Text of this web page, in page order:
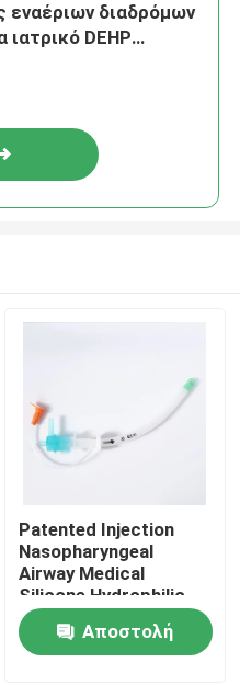
εναέριων διαδρόμων
ιατρικό DEHP
Patented Injection
Nasopharyngeal
Airway Medical
Silicone Hydrophilic
coating CE ISO
CertificationΑποστολή